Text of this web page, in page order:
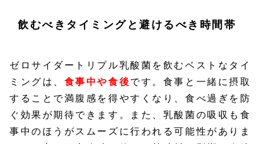
飲むべきタイミングと避けるべき時間帯
ゼロサイダートリプル乳酸菌を飲むベストなタイ
ミングは、 食事中や食後です。食事と一緒に摂取
することで満腹感を得やすくなり、食べ過ぎを防
ぐ効果が期待できます。また、乳酸菌の吸収も食
事中のほうがスムーズに行われる可能性がありま